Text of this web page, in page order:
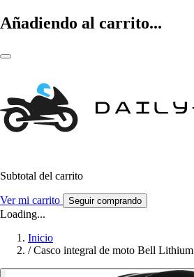
Añadiendo al carrito...
Subtotal del carrito
Ver mi carrito Seguir comprando
Loading...
Inicio
/ Casco integral de moto Bell Lithium